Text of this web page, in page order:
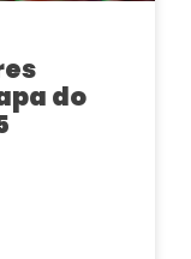
do